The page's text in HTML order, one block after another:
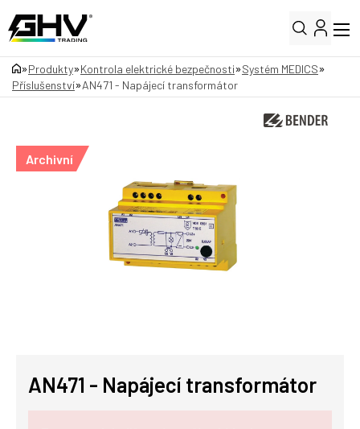
»Produkty»Kontrola elektrické bezpečnosti»Systém MEDICS»
Příslušenství»AN471 - Napájecí transformátor
Archivní
AN471 - Napájecí transformátor